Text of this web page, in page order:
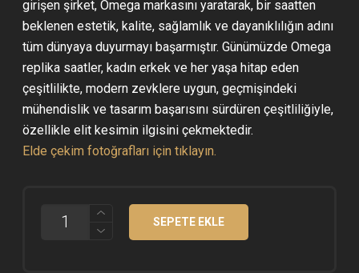
girişen şirket, Omega markasını yaratarak, bir saatten
beklenen estetik, kalite, sağlamlık ve dayanıklılığın adını
tüm dünyaya duyurmayı başarmıştır. Günümüzde Omega
replika saatler, kadın erkek ve her yaşa hitap eden
çeşitlilikte, modern zevklere uygun, geçmişindeki
mühendislik ve tasarım başarısını sürdüren çeşitliliğiyle,
özellikle elit kesimin ilgisini çekmektedir.
Elde çekim fotoğrafları için tıklayın.
AQUA
SEPETE EKLE